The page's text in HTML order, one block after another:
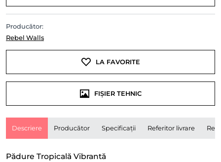
Producător:
Rebel Walls
LA FAVORITE
FIȘIER TEHNIC
Descriere Producător Specificații Referitor livrare
Pădure Tropicală Vibrantă